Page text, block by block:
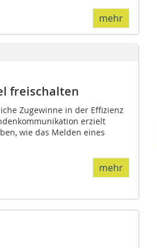
mehr
freischalten
Zugewinne in der Effizienz
erzielt
wie das Melden eines
mehr